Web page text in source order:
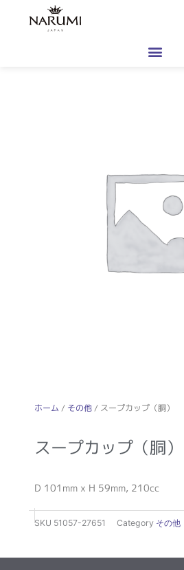
ホーム / その他/ スープカップ（胴）
スープカップ（胴）
D 101mm x H 59mm, 210cc
SKU 51057-27651 Category その他